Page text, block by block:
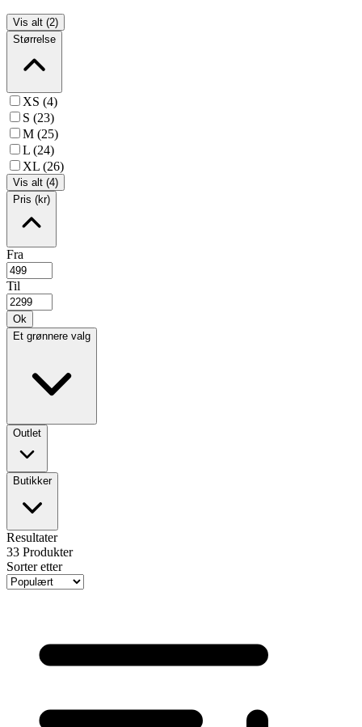
Vis alt (2)
Størrelse
XS (4)
S (23)
M (25)
L (24)
XL (26)
Vis alt (4)
Pris (kr)
Fra
Til
Ok
Et grønnere valg
Outlet
Butikker
Resultater
33 Produkter
Sorter etter